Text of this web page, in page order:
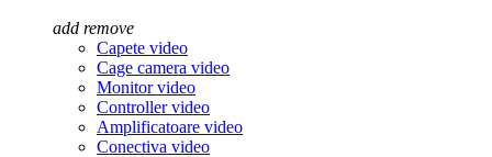
add remove
Capete video
Cage camera video
Monitor video
Controller video
Amplificatoare video
Conectiva video